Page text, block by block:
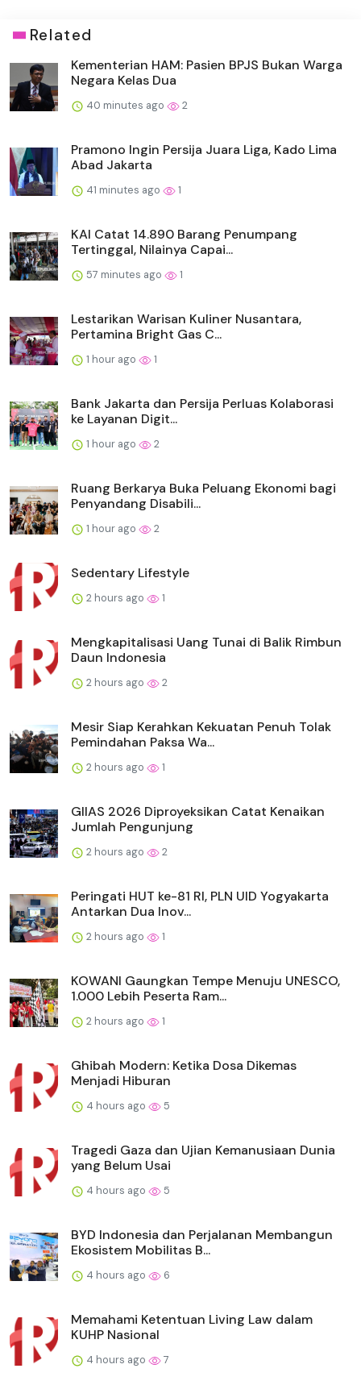
Related
Kementerian HAM: Pasien BPJS Bukan Warga
Negara Kelas Dua
40 minutes ago 2
Pramono Ingin Persija Juara Liga, Kado Lima
Abad Jakarta
41 minutes ago 1
KAI Catat 14.890 Barang Penumpang
Tertinggal, Nilainya Capai...
57 minutes ago 1
Lestarikan Warisan Kuliner Nusantara,
Pertamina Bright Gas C...
1 hour ago 1
Bank Jakarta dan Persija Perluas Kolaborasi
ke Layanan Digit...
1 hour ago 2
Ruang Berkarya Buka Peluang Ekonomi bagi
Penyandang Disabili...
1 hour ago 2
Sedentary Lifestyle
2 hours ago 1
Mengkapitalisasi Uang Tunai di Balik Rimbun
Daun Indonesia
2 hours ago 2
Mesir Siap Kerahkan Kekuatan Penuh Tolak
Pemindahan Paksa Wa...
2 hours ago 1
GIIAS 2026 Diproyeksikan Catat Kenaikan
Jumlah Pengunjung
2 hours ago 2
Peringati HUT ke-81 RI, PLN UID Yogyakarta
Antarkan Dua Inov...
2 hours ago 1
KOWANI Gaungkan Tempe Menuju UNESCO,
1.000 Lebih Peserta Ram...
2 hours ago 1
Ghibah Modern: Ketika Dosa Dikemas
Menjadi Hiburan
4 hours ago 5
Tragedi Gaza dan Ujian Kemanusiaan Dunia
yang Belum Usai
4 hours ago 5
BYD Indonesia dan Perjalanan Membangun
Ekosistem Mobilitas B...
4 hours ago 6
Memahami Ketentuan Living Law dalam
KUHP Nasional
4 hours ago 7